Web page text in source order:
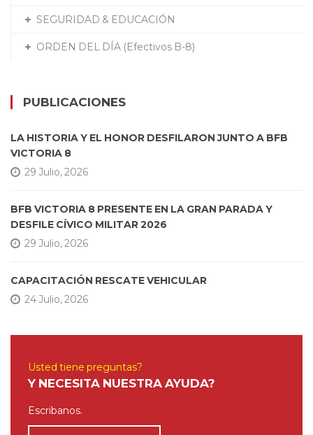
SEGURIDAD & EDUCACIÓN
ORDEN DEL DÍA (Efectivos B-8)
PUBLICACIONES
LA HISTORIA Y EL HONOR DESFILARON JUNTO A BFB
VICTORIA 8
29 Julio, 2026
BFB VICTORIA 8 PRESENTE EN LA GRAN PARADA Y
DESFILE CÍVICO MILITAR 2026
29 Julio, 2026
CAPACITACIÓN RESCATE VEHICULAR
24 Julio, 2026
Usted tiene preguntas?
Y NECESITA NUESTRA AYUDA?
Escribanos.